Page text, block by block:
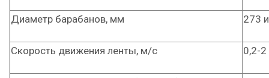
Диаметр барабанов, мм 273
Скорость движения ленты, м/с 0,2-2